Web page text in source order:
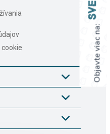
Objavte viac na: